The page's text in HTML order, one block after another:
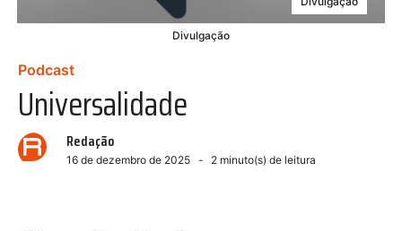
Divulgação
Podcast
Universalidade
Redação
16 de dezembro de 2025 2 minuto(s) de leitura